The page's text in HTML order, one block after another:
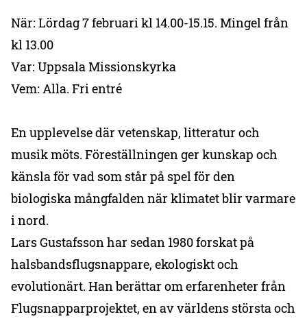
När: Lördag 7 februari kl 14.00-15.15. Mingel från
kl 13.00
Var: Uppsala Missionskyrka
Vem: Alla. Fri entré
En upplevelse där vetenskap, litteratur och
musik möts. Föreställningen ger kunskap och
känsla för vad som står på spel för den
biologiska mångfalden när klimatet blir varmare
i nord.
Lars Gustafsson har sedan 1980 forskat på
halsbandsflugsnappare, ekologiskt och
evolutionärt. Han berättar om erfarenheter från
Flugsnapparprojektet, en av världens största och